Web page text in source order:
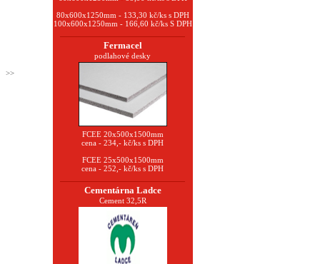
>>
80x600x1250mm - 133,30 kč/ks s DPH
100x600x1250mm - 166,60 kč/ks S DPH
Fermacel
podlahové desky
FCEE 20x500x1500mm
cena - 234,- kč/ks s DPH
FCEE 25x500x1500mm
cena - 252,- kč/ks s DPH
Cementárna Ladce
Cement 32,5R